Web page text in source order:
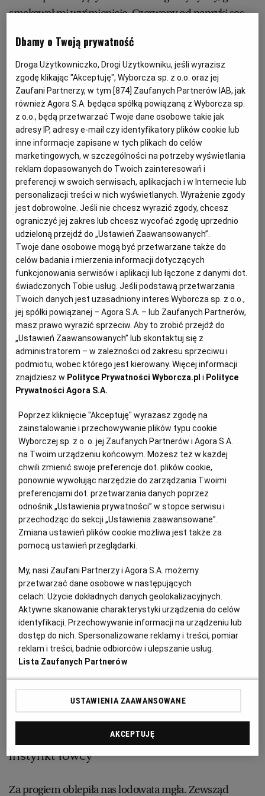
ŁÓDŹ
OLSZTYN
OPOLE
PŁOCK
POZNAŃ
RADOM
RYBNIK
RZESZÓW
SOSNOWIEC
SZCZECIN
TRÓJMIASTO
WAŁBRZYCH
WARSZAWA
WROCŁAW
ZAKOPANE
ZIELONA GÓRA
KULTURALNYSKLEP.PL
DZIECKO
ZDROWIE
POGODA
PODRÓŻE
WIDEO
FORUM
smakował mi wyśmienicie. Czerwony od papryki sos
zastygłymi w okrągłych oczkach tłuszczu. Ciężki,
wyraźny smak węgorza pełzał nisko, a nad nim unosił
się gorący oddech ostrej papryki. I jeszcze coś, czego
zidentyfikować nie potrafiłam – małe kawałki bardziej
zwięzłe niż ryba, lekkie jak lustrzana tafla wody,
nadające potrawie tajemniczy kształt. Przywodziły mi
one na myśl przesuwające się pod dnem naszej łodzi
ciemne ryby wielkości dłoni i wirujące wśród nich jak
konfetti ławice małych rybek. Pod nimi, w idealnie
przejrzystej wodzie, widziałam kamienną posadzkę
i głazy wyznaczające szlak dawnej rzymskiej drogi,
która prawdopodobnie łączyła starożytną Naronę
z przygraniczną strażnicą.
Dno jeziora Kuti usłane jest ruinami rzymskiego
miasta. Nikt nie zbadał dokładnie nawet głębokości
jeziora, a co dopiero znajdujących się pod wodą
zabytków. Koszty wykopalisk są gigantyczne.
Należałoby osuszyć część mokradeł, zniszczyć ich
unikatowy ekosystem. Dlatego pewnie jeszcze długo
delta Neretwy zostanie krainą zielonej rzeki
i zaginionych miast, których zabytki chciałam poznać.
o nim brujet albo buzara i obiecał, że pokaże mi, jak go
ugotować. Ale dopiero nazajutrz, kiedy jego brat Jozo
przywiezie niezbędne składniki. Trochę mu
współczułam, bo czekało go lawirowanie między
mieliznami ciężką, płaskodenną łodzią, zwaną lada,
przeciskanie się wąskimi przesmykami wody
i uważanie na podwodne kamienie w długiej drodze do
brzegu. – Taką łodzią płynąłem do ślubu, a kiedyś
codziennie, kiedy płynę na pole. Tu nie dotrzesz
samochodem ani motorówką, a jednak nie
zamieniłbym tego miejsca na żadne inne – zdawało się,
że Jozo o jeziorze i jego tajemnicach może rozprawiać
bez końca. A jednak w najmniej spodziewanym
momencie wstał i zarzucił ciepłą kurtkę. – Idę po te
podreptałam za nim, bo intrygowało mnie, dokąd też
wypuszcza się w środku nocy.
Instynkt łowcy
Za progiem oblepiła nas lodowata mgła. Zewsząd
Dbamy o Twoją prywatność
Droga Użytkowniczko, Drogi Użytkowniku, jeśli wyrazisz
zgodę klikając "Akceptuję", Wyborcza sp. z o.o. oraz jej
Zaufani Partnerzy, w tym [874] Zaufanych Partnerów IAB, jak
również Agora S.A. będąca spółką powiązaną z Wyborcza sp.
z o.o., będą przetwarzać Twoje dane osobowe takie jak
adresy IP, adresy e-mail czy identyfikatory plików cookie lub
inne informacje zapisane w tych plikach do celów
marketingowych, w szczególności na potrzeby wyświetlania
reklam dopasowanych do Twoich zainteresowań i
preferencji w swoich serwisach, aplikacjach i w Internecie lub
personalizacji treści w nich wyświetlanych. Wyrażenie zgody
jest dobrowolne. Jeśli nie chcesz wyrazić zgody, chcesz
ograniczyć jej zakres lub chcesz wycofać zgodę uprzednio
udzieloną przejdź do „Ustawień Zaawansowanych”.
Twoje dane osobowe mogą być przetwarzane także do
celów badania i mierzenia informacji dotyczących
funkcjonowania serwisów i aplikacji lub łączone z danymi dot.
świadczonych Tobie usług. Jeśli podstawą przetwarzania
Twoich danych jest uzasadniony interes Wyborcza sp. z o.o.,
jej spółki powiązanej – Agora S.A. – lub Zaufanych Partnerów,
masz prawo wyrazić sprzeciw. Aby to zrobić przejdź do
„Ustawień Zaawansowanych” lub skontaktuj się z
administratorem – w zależności od zakresu sprzeciwu i
podmiotu, wobec którego jest kierowany. Więcej informacji
znajdziesz w Polityce Prywatności Wyborcza.pl i Polityce
Prywatności Agora S.A.
Poprzez kliknięcie "Akceptuję" wyrażasz zgodę na
zainstalowanie i przechowywanie plików typu cookie
Wyborczej sp. z o. o. jej Zaufanych Partnerów i Agora S.A.
na Twoim urządzeniu końcowym. Możesz też w każdej
chwili zmienić swoje preferencje dot. plików cookie,
ponownie wywołując narzędzie do zarządzania Twoimi
preferencjami dot. przetwarzania danych poprzez
odnośnik „Ustawienia prywatności” w stopce serwisu i
przechodząc do sekcji „Ustawienia zaawansowane”.
Zmiana ustawień plików cookie możliwa jest także za
pomocą ustawień przeglądarki.
My, nasi Zaufani Partnerzy i Agora S.A. możemy
przetwarzać dane osobowe w następujących
celach:Użycie dokładnych danych geolokalizacyjnych.
Aktywne skanowanie charakterystyki urządzenia do celów
identyfikacji. Przechowywanie informacji na urządzeniu lub
dostęp do nich. Spersonalizowane reklamy i treści, pomiar
reklam i treści, badnie odbiorców i ulepszanie usług.
Lista Zaufanych Partnerów
USTAWIENIA ZAAWANSOWANE
AKCEPTUJĘ